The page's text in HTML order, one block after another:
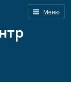
Меню